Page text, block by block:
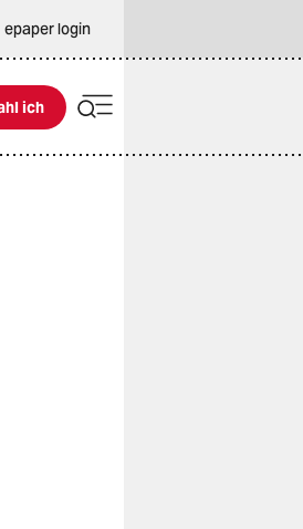
epaper login
ich